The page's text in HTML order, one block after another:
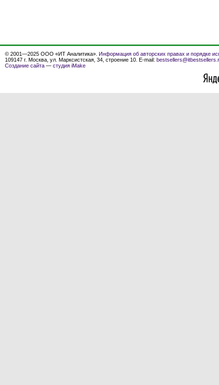
© 2001—2025 ООО «ИТ Аналитика». Информация об авторских правах и порядке
109147 г. Москва, ул. Марксистская, 34, строение 10. E-mail:
Создание сайта — студия iMake